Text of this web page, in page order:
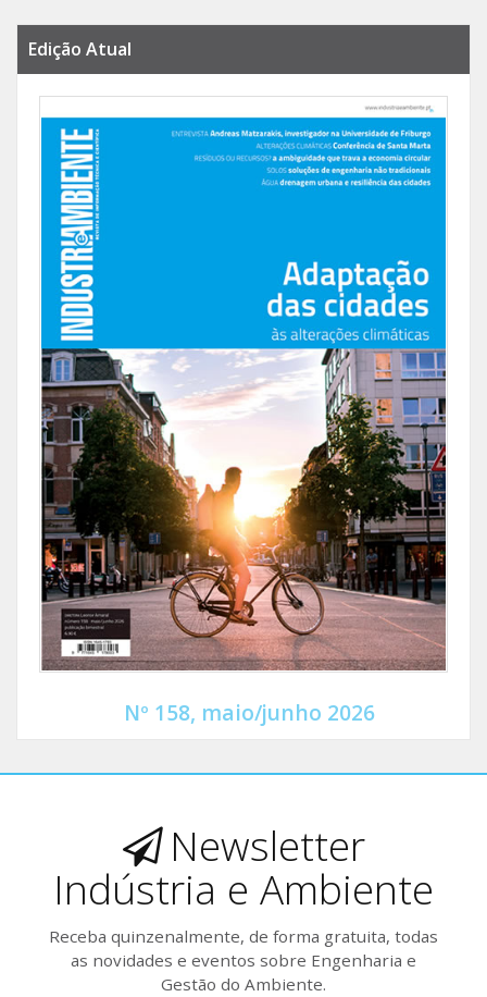
Edição Atual
Nº 158, maio/junho 2026
Newsletter
Indústria e Ambiente
Receba quinzenalmente, de forma gratuita, todas
as novidades e eventos sobre Engenharia e
Gestão do Ambiente.